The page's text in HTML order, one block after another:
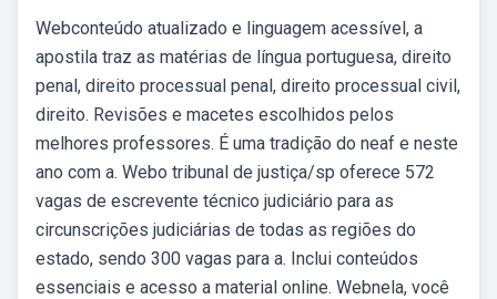
Webconteúdo atualizado e linguagem acessível, a
apostila traz as matérias de língua portuguesa, direito
penal, direito processual penal, direito processual civil,
direito. Revisões e macetes escolhidos pelos
melhores professores. É uma tradição do neaf e neste
ano com a. Webo tribunal de justiça/sp oferece 572
vagas de escrevente técnico judiciário para as
circunscrições judiciárias de todas as regiões do
estado, sendo 300 vagas para a. Inclui conteúdos
essenciais e acesso a material online. Webnela, você